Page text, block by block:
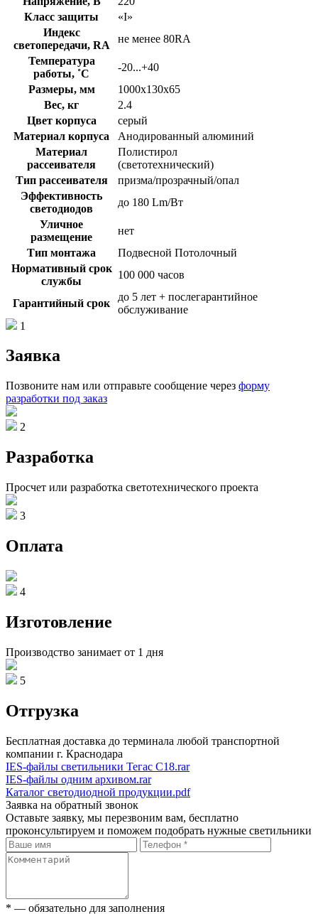
Класс защиты
«I»
Индекс
светопередачи, RA
не менее 80RA
Температура
работы, ˚С
-20...+40
Размеры, мм
1000х130х65
Вес, кг
2.4
Цвет корпуса
серый
Материал корпуса
Анодированный алюминий
Материал
рассеивателя
Полистирол
(светотехнический)
Тип рассеивателя
призма/прозрачный/опал
Эффективность
светодиодов
до 180 Lm/Вт
Уличное
размещение
нет
Тип монтажа
Подвесной Потолочный
Нормативный срок
службы
100 000 часов
Гарантийный срок
до 5 лет + послегарантийное
обслуживание
1
Заявка
Позвоните нам или отправьте сообщение через форму
разработки под заказ
2
Разработка
Просчет или разработка светотехнического проекта
3
Оплата
4
Изготовление
Производство занимает от 1 дня
5
Отгрузка
Бесплатная доставка до терминала любой транспортной
компании г. Краснодара
IES-файлы светильники Тегас С18.rar
IES-файлы одним архивом.rar
Каталог светодиодной продукции.pdf
Заявка на обратный звонок
Оставьте заявку, мы перезвоним вам, бесплатно
проконсультируем и поможем подобрать нужные светильники
* — обязательно для заполнения